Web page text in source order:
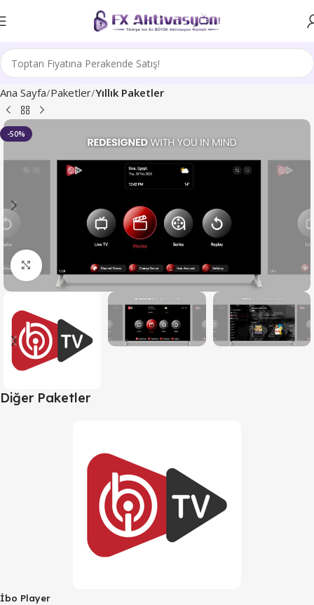
Ana Sayfa Paketler Yıllık Paketler
-50%
Büyütmek için tıklayın
Diğer Paketler
İbo Player